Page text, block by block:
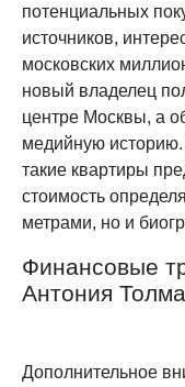
потенциальных
источников,
московских
новый владелец
центре Москвы, а
медийную
такие квартиры
стоимость
метрами, но и
Финансовые
Антония
Дополнительное